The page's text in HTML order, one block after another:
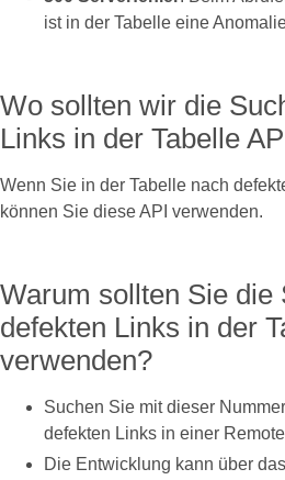
ist in der Tabelle eine
Wo sollten wir die
Links in der Tabelle
Wenn Sie in der Tabelle nach
können Sie diese API verwenden.
Warum sollten Sie die
defekten Links in der
verwenden?
Suchen Sie mit dieser
defekten Links in einer
Die Entwicklung kann über